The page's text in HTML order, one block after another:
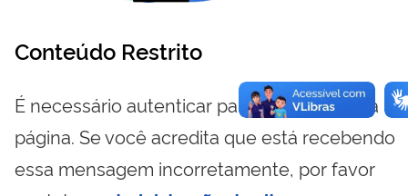
Conteúdo Restrito
É necessário autenticar para visualizar essa
página. Se você acredita que está recebendo
essa mensagem incorretamente, por favor